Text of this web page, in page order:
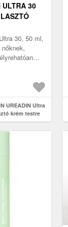
ULTRA 30
ML
30, 50 ml,
UREADIN Ultra
krém testre